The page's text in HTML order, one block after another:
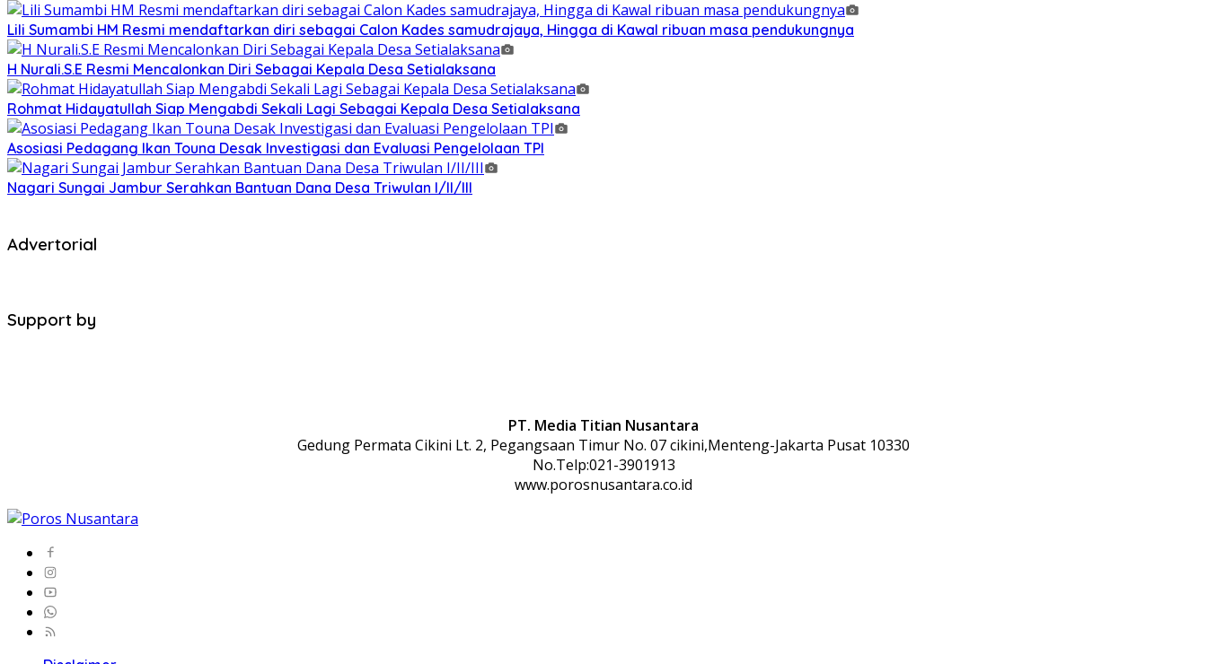
Lili Sumambi HM Resmi mendaftarkan diri sebagai Calon Kades samudrajaya, Hingga di Kawal ribuan masa pendukungnya
H Nurali.S.E Resmi Mencalonkan Diri Sebagai Kepala Desa Setialaksana
Rohmat Hidayatullah Siap Mengabdi Sekali Lagi Sebagai Kepala Desa Setialaksana
Asosiasi Pedagang Ikan Touna Desak Investigasi dan Evaluasi Pengelolaan TPI
Nagari Sungai Jambur Serahkan Bantuan Dana Desa Triwulan I/II/III
Advertorial
Support by
PT. Media Titian Nusantara
Gedung Permata Cikini Lt. 2, Pegangsaan Timur No. 07 cikini,Menteng-Jakarta Pusat 10330
No.Telp:021-3901913
www.porosnusantara.co.id